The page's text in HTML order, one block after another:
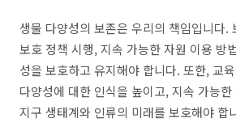
생물 다양성의 보존은 우리의 책임입니다.
보호 정책 시행, 지속 가능한 자원 이용 방
성을 보호하고 유지해야 합니다. 또한, 교
다양성에 대한 인식을 높이고, 지속 가능
지구 생태계와 인류의 미래를 보호해야 합